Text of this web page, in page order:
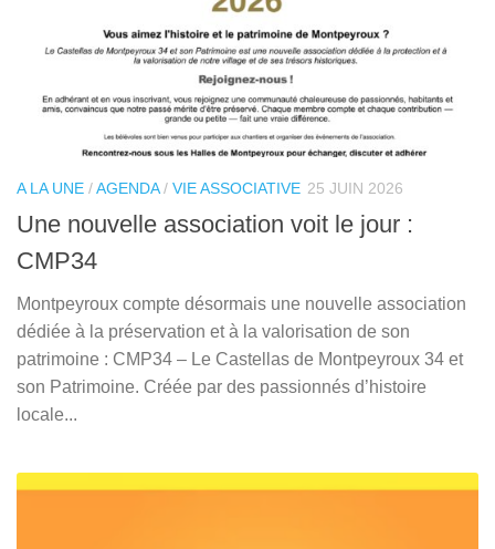
A LA UNE /AGENDA/ VIE ASSOCIATIVE 25 JUIN 2026
Une nouvelle association voit le jour :
CMP34
Montpeyroux compte désormais une nouvelle association
dédiée à la préservation et à la valorisation de son
patrimoine : CMP34 – Le Castellas de Montpeyroux 34 et
son Patrimoine. Créée par des passionnés d’histoire
locale...